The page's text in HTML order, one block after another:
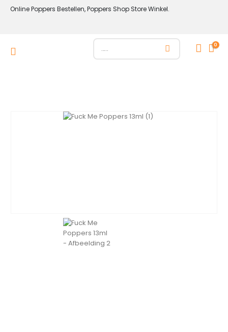
Online Poppers Bestellen, Poppers Shop Store Winkel.
0